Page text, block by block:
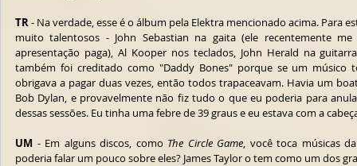
TR - Na verdade, esse é o álbum pela Elektra mencionado acima. Para
muito talentosos - John Sebastian na gaita (ele recentemente
apresentação paga), Al Kooper nos teclados, John Herald na
também foi creditado como "Daddy Bones" porque se um músico
obrigava a pagar duas vezes, então todos trapaceavam. Havia um
Bob Dylan, e provavelmente não fiz tudo o que eu poderia para
dessas sessões. Eu tinha uma febre de 39 graus e eu estava com a
UM - Em alguns discos, como The Circle Game, você toca músicas
poderia falar um pouco sobre eles? James Taylor o tem como um dos